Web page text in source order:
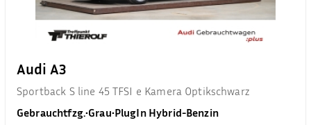
Audi A3
Sportback S line 45 TFSI e Kamera Optikschwarz
Gebrauchtfzg.•Grau•PlugIn Hybrid-Benzin